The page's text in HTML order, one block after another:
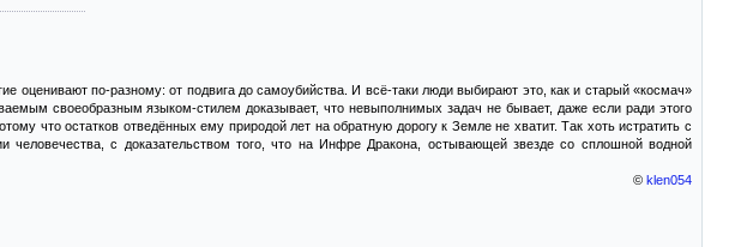
оценивают по-разному: от подвига до самоубийства. И всё-таки люди выбирают это, как и старый «космач»
своеобразным языком-стилем доказывает, что невыполнимых задач не бывает, даже если ради этого
что остатков отведённых ему природой лет на обратную дорогу к Земле не хватит. Так хоть истратить с
с доказательством того, что на Инфре Дракона, остывающей звезде со сплошной водной
© klen054